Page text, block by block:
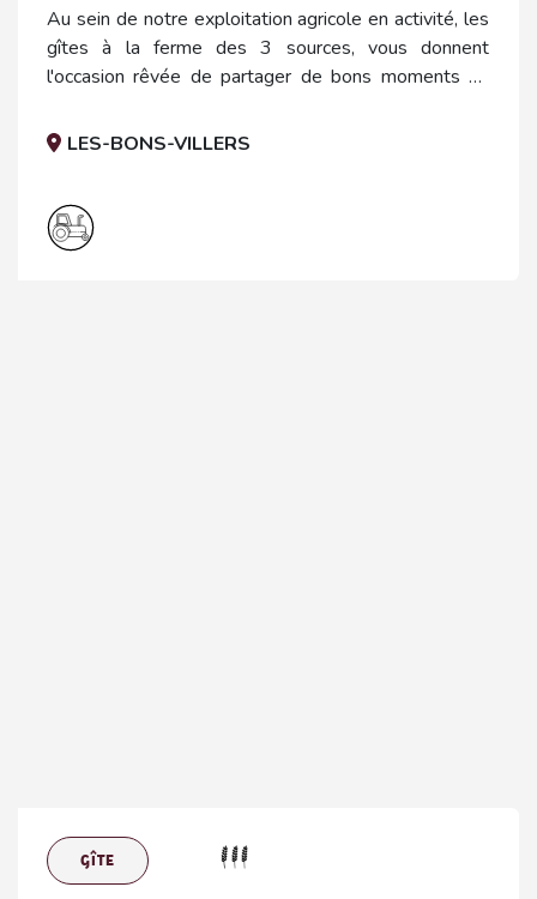
Au sein de notre exploitation agricole en activité, les
gîtes à la ferme des 3 sources, vous donnent
l'occasion rêvée de partager de bons moments en
LES-BONS-VILLERS
GÎTE